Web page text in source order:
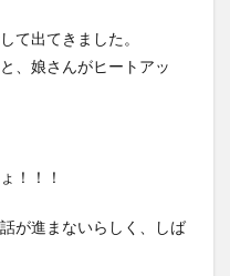
て出てきました。
、娘さんがヒートアッ
！！！
が進まないらしく、しば